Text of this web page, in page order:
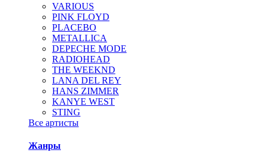
VARIOUS
PINK FLOYD
PLACEBO
METALLICA
DEPECHE MODE
RADIOHEAD
THE WEEKND
LANA DEL REY
HANS ZIMMER
KANYE WEST
STING
Все артисты
Жанры